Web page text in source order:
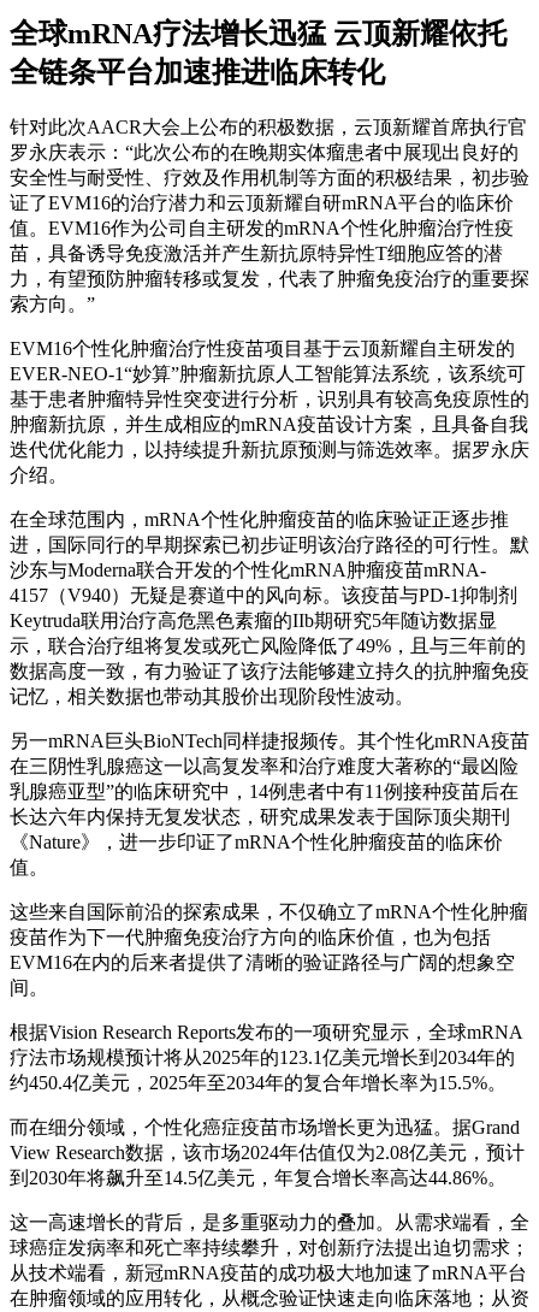
全球mRNA疗法增长迅猛 云顶新耀依托
全链条平台加速推进临床转化
针对此次AACR大会上公布的积极数据，云顶新耀首席执行官
罗永庆表示：“此次公布的在晚期实体瘤患者中展现出良好的
安全性与耐受性、疗效及作用机制等方面的积极结果，初步验
证了EVM16的治疗潜力和云顶新耀自研mRNA平台的临床价
值。EVM16作为公司自主研发的mRNA个性化肿瘤治疗性疫
苗，具备诱导免疫激活并产生新抗原特异性T细胞应答的潜
力，有望预防肿瘤转移或复发，代表了肿瘤免疫治疗的重要探
索方向。”
EVM16个性化肿瘤治疗性疫苗项目基于云顶新耀自主研发的
EVER-NEO-1“妙算”肿瘤新抗原人工智能算法系统，该系统可
基于患者肿瘤特异性突变进行分析，识别具有较高免疫原性的
肿瘤新抗原，并生成相应的mRNA疫苗设计方案，且具备自我
迭代优化能力，以持续提升新抗原预测与筛选效率。据罗永庆
介绍。
在全球范围内，mRNA个性化肿瘤疫苗的临床验证正逐步推
进，国际同行的早期探索已初步证明该治疗路径的可行性。默
沙东与Moderna联合开发的个性化mRNA肿瘤疫苗mRNA-
4157（V940）无疑是赛道中的风向标。该疫苗与PD-1抑制剂
Keytruda联用治疗高危黑色素瘤的IIb期研究5年随访数据显
示，联合治疗组将复发或死亡风险降低了49%，且与三年前的
数据高度一致，有力验证了该疗法能够建立持久的抗肿瘤免疫
记忆，相关数据也带动其股价出现阶段性波动。
另一mRNA巨头BioNTech同样捷报频传。其个性化mRNA疫苗
在三阴性乳腺癌这一以高复发率和治疗难度大著称的“最凶险
乳腺癌亚型”的临床研究中，14例患者中有11例接种疫苗后在
长达六年内保持无复发状态，研究成果发表于国际顶尖期刊
《Nature》，进一步印证了mRNA个性化肿瘤疫苗的临床价
值。
这些来自国际前沿的探索成果，不仅确立了mRNA个性化肿瘤
疫苗作为下一代肿瘤免疫治疗方向的临床价值，也为包括
EVM16在内的后来者提供了清晰的验证路径与广阔的想象空
间。
根据Vision Research Reports发布的一项研究显示，全球mRNA
疗法市场规模预计将从2025年的123.1亿美元增长到2034年的
约450.4亿美元，2025年至2034年的复合年增长率为15.5%。
而在细分领域，个性化癌症疫苗市场增长更为迅猛。据Grand
View Research数据，该市场2024年估值仅为2.08亿美元，预计
到2030年将飙升至14.5亿美元，年复合增长率高达44.86%。
这一高速增长的背后，是多重驱动力的叠加。从需求端看，全
球癌症发病率和死亡率持续攀升，对创新疗法提出迫切需求；
从技术端看，新冠mRNA疫苗的成功极大地加速了mRNA平台
在肿瘤领域的应用转化，从概念验证快速走向临床落地；从资